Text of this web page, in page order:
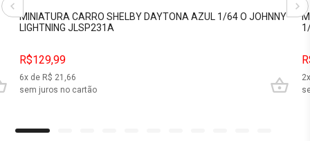
MINIATURA CARRO SHELBY DAYTONA AZUL 1/64 O JOHNNY
LIGHTNING JLSP231A
R$129,99
6x de R$ 21,66
sem juros no cartão
2